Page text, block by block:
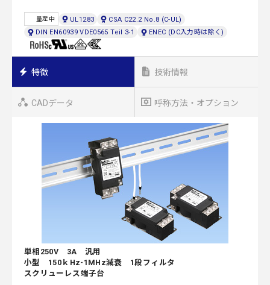
量産中 UL1283
CSA C22.2 No.8 (C-UL)
DIN EN60939 VDE0565 Teil 3-1
ENEC (DC入力時は除く)
特徴 技術情報
CADデータ 呼称方法・オプション
単相250V 3A 汎用
小型 150ｋHz-1MHz減衰 1段フィルタ
スクリューレス端子台